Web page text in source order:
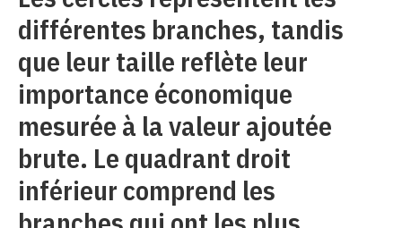
différentes branches, tandis
que leur taille reflète leur
importance économique
mesurée à la valeur ajoutée
brute. Le quadrant droit
inférieur comprend les